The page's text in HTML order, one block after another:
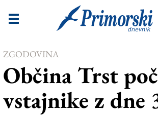
Novice
Goriška
Kultura
Šport
ZGODOVINA
Občina Trst
vstajnike z dne